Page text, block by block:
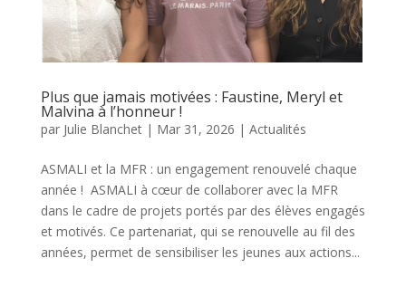
Plus que jamais motivées : Faustine, Meryl et
Malvina à l’honneur !
par Julie Blanchet| Mar 31, 2026 | Actualités
ASMALI et la MFR : un engagement renouvelé chaque
année ! ASMALI à cœur de collaborer avec la MFR
dans le cadre de projets portés par des élèves engagés
et motivés. Ce partenariat, qui se renouvelle au fil des
années, permet de sensibiliser les jeunes aux actions...